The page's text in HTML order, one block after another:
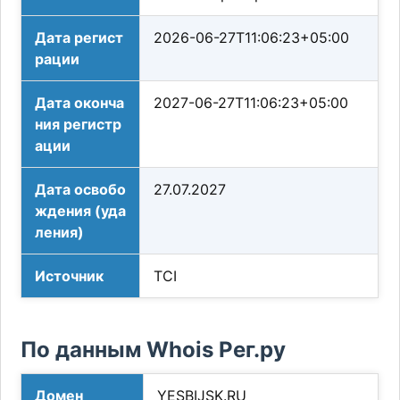
Дата регист
рации
2026-06-27T11:06:23+05:00
Дата оконча
ния регистр
ации
2027-06-27T11:06:23+05:00
Дата освобо
ждения (уда
ления)
27.07.2027
Источник TCI
По данным Whois Рег.ру
Домен YESBIJSK.RU